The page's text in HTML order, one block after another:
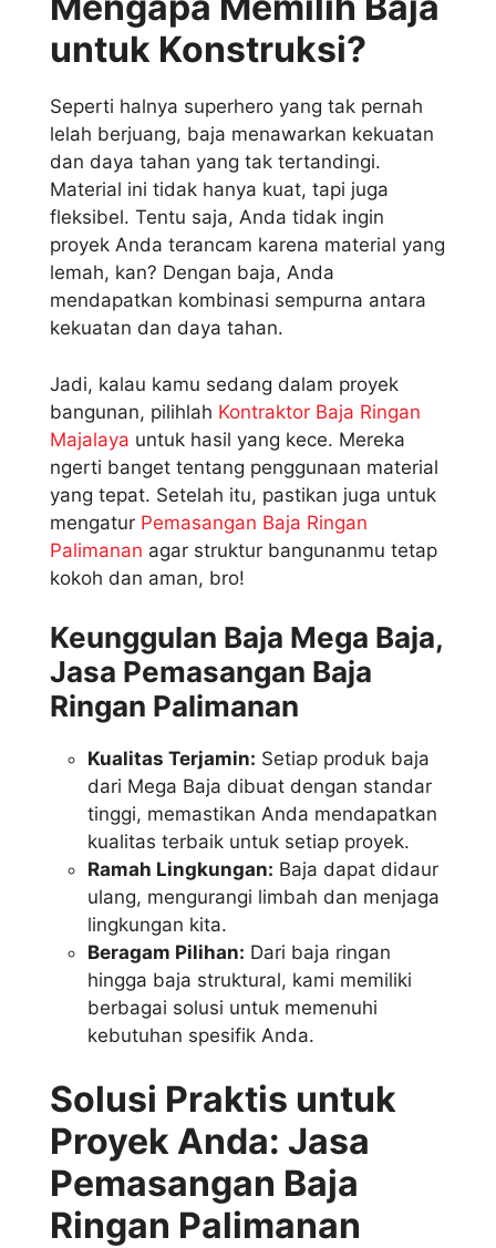
untuk Konstruksi?
Seperti halnya superhero yang tak pernah
lelah berjuang, baja menawarkan kekuatan
dan daya tahan yang tak tertandingi.
Material ini tidak hanya kuat, tapi juga
fleksibel. Tentu saja, Anda tidak ingin
proyek Anda terancam karena material yang
lemah, kan? Dengan baja, Anda
mendapatkan kombinasi sempurna antara
kekuatan dan daya tahan.
Jadi, kalau kamu sedang dalam proyek
bangunan, pilihlah Kontraktor Baja Ringan
Majalaya untuk hasil yang kece. Mereka
ngerti banget tentang penggunaan material
yang tepat. Setelah itu, pastikan juga untuk
mengatur Pemasangan Baja Ringan
Palimanan agar struktur bangunanmu tetap
kokoh dan aman, bro!
Keunggulan Baja Mega Baja,
Jasa Pemasangan Baja
Ringan Palimanan
Kualitas Terjamin: Setiap produk baja
dari Mega Baja dibuat dengan standar
tinggi, memastikan Anda mendapatkan
kualitas terbaik untuk setiap proyek.
Ramah Lingkungan: Baja dapat didaur
ulang, mengurangi limbah dan menjaga
lingkungan kita.
Beragam Pilihan: Dari baja ringan
hingga baja struktural, kami memiliki
berbagai solusi untuk memenuhi
kebutuhan spesifik Anda.
Solusi Praktis untuk
Proyek Anda: Jasa
Pemasangan Baja
Ringan Palimanan